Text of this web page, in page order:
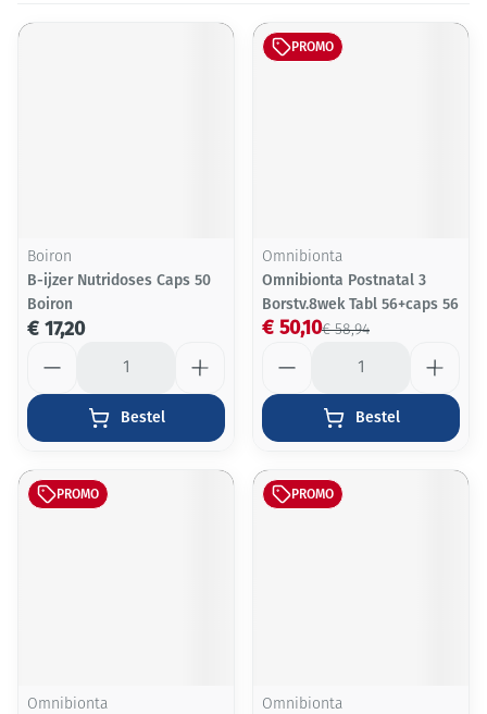
Boiron
B-ijzer Nutridoses Caps 50
Boiron
€ 17,20
Bestel
PROMO
Omnibionta
Omnibionta Postnatal 3
Borstv.8wek Tabl 56+caps 56
€ 58,94
€ 50,10
Bestel
PROMO
Omnibionta
PROMO
Omnibionta